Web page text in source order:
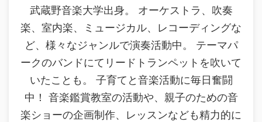
武蔵野音楽大学出身。 オーケストラ、吹奏
楽、室内楽、ミュージカル、レコーディングな
ど、様々なジャンルで演奏活動中。 テーマパ
ークのバンドにてリードトランペットを吹いて
いたことも。 子育てと音楽活動に毎日奮闘
中！ 音楽鑑賞教室の活動や、親子のための音
楽ショーの企画制作、レッスンなども精力的に